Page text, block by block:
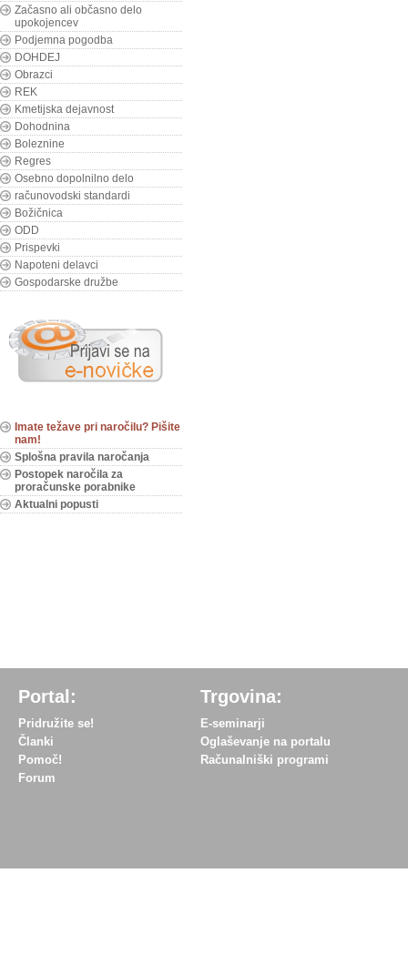
Začasno ali občasno delo
upokojencev
Podjemna pogodba
DOHDEJ
Obrazci
REK
Kmetijska dejavnost
Dohodnina
Boleznine
Regres
Osebno dopolnilno delo
računovodski standardi
Božičnica
ODD
Prispevki
Napoteni delavci
Gospodarske družbe
Imate težave pri naročilu? Pišite
nam!
Splošna pravila naročanja
Postopek naročila za
proračunske porabnike
Aktualni popusti
Portal:
Pridružite se!
Članki
Pomoč!
Forum
Trgovina:
E-seminarji
Oglaševanje na portalu
Računalniški programi